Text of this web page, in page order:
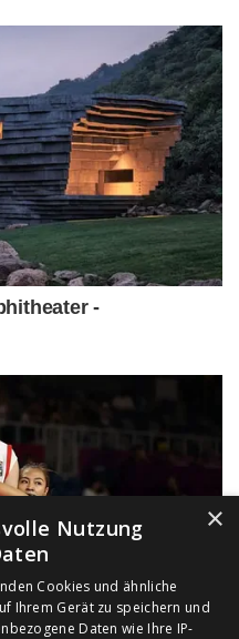
×
Nutzung
Cookies und ähnliche
Ihrem Gerät zu speichern und
Daten wie Ihre IP-